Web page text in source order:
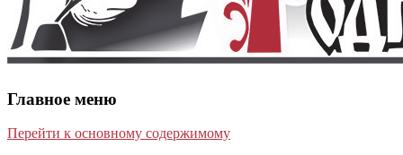
Главное меню
Перейти к основному содержимому